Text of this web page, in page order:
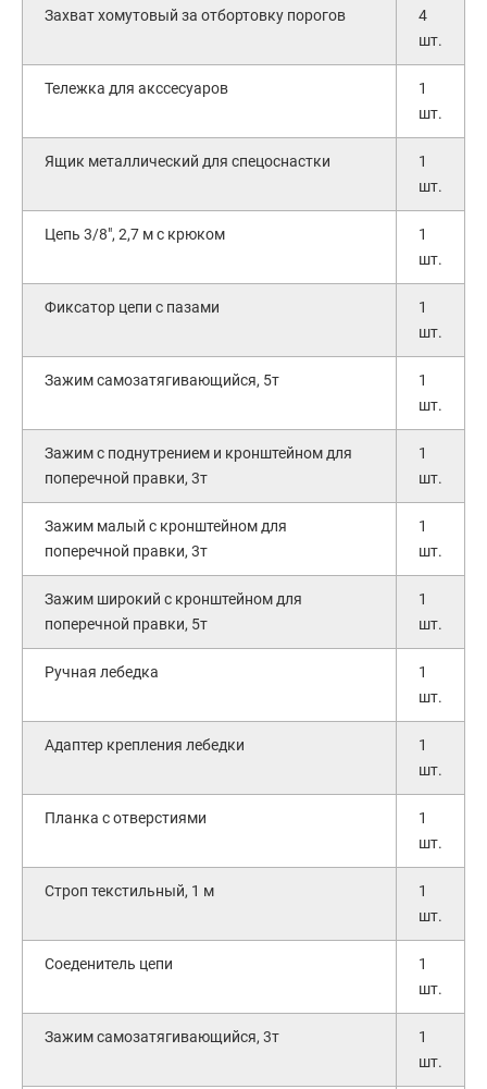
Захват хомутовый за отбортовку порогов
4
шт.
Тележка для акссесуаров
1
шт.
Ящик металлический для спецоснастки
1
шт.
Цепь 3/8", 2,7 м с крюком
1
шт.
Фиксатор цепи с пазами
1
шт.
Зажим самозатягивающийся, 5т
1
шт.
Зажим с поднутрением и кронштейном для
поперечной правки, 3т
1
шт.
Зажим малый с кронштейном для
поперечной правки, 3т
1
шт.
Зажим широкий с кронштейном для
поперечной правки, 5т
1
шт.
Ручная лебедка
1
шт.
Адаптер крепления лебедки
1
шт.
Планка с отверстиями
1
шт.
Строп текстильный, 1 м
1
шт.
Соеденитель цепи
1
шт.
Зажим самозатягивающийся, 3т
1
шт.